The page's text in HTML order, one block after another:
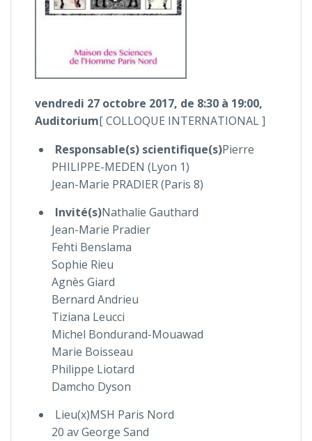
vendredi 27 octobre 2017, de 8:30 à 19:00,
Auditorium[ COLLOQUE INTERNATIONAL ]
Responsable(s) scientifique(s)Pierre
PHILIPPE-MEDEN (Lyon 1)
Jean-Marie PRADIER (Paris 8)
Invité(s)Nathalie Gauthard
Jean-Marie Pradier
Fehti Benslama
Sophie Rieu
Agnès Giard
Bernard Andrieu
Tiziana Leucci
Michel Bondurand-Mouawad
Marie Boisseau
Philippe Liotard
Damcho Dyson
Lieu(x)MSH Paris Nord
20 av George Sand